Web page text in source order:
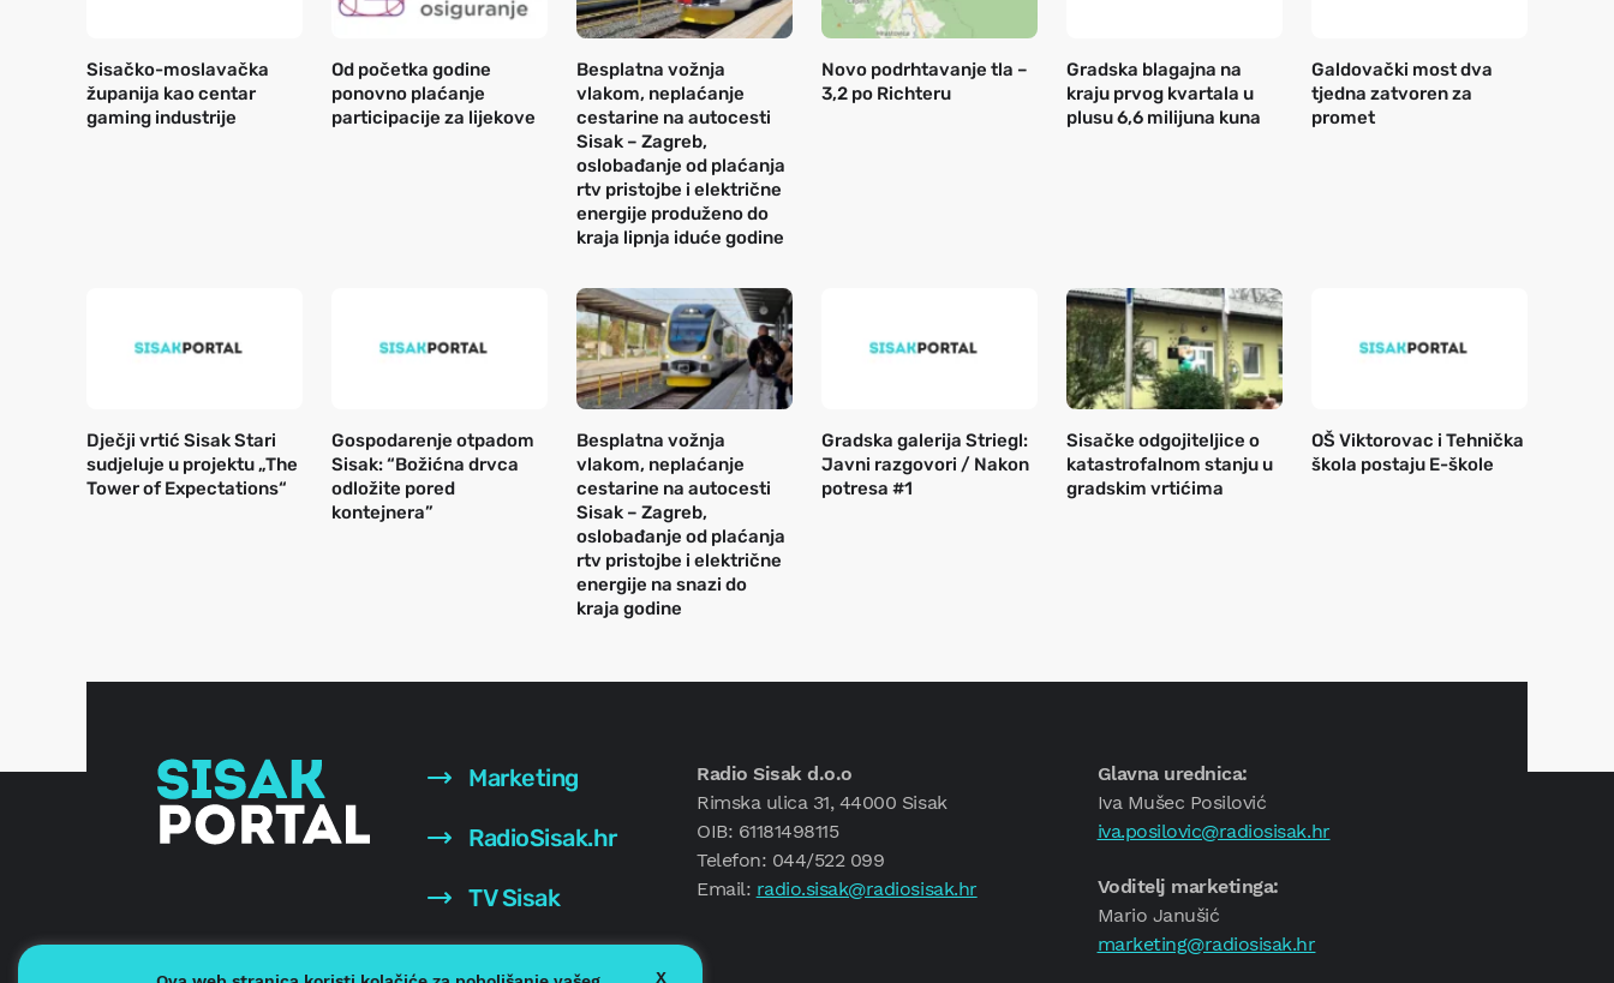
Sisačko-moslavačka
županija kao centar
gaming industrije
Od početka godine
ponovno plaćanje
participacije za lijekove
Besplatna vožnja
vlakom, neplaćanje
cestarine na autocesti
Sisak – Zagreb,
oslobađanje od plaćanja
rtv pristojbe i električne
energije produženo do
kraja lipnja iduće godine
Novo podrhtavanje tla –
3,2 po Richteru
Gradska blagajna na
kraju prvog kvartala u
plusu 6,6 milijuna kuna
Galdovački most dva
tjedna zatvoren za
promet
Dječji vrtić Sisak Stari
sudjeluje u projektu „The
Tower of Expectations“
Gospodarenje otpadom
Sisak: “Božićna drvca
odložite pored
kontejnera”
Besplatna vožnja
vlakom, neplaćanje
cestarine na autocesti
Sisak – Zagreb,
oslobađanje od plaćanja
rtv pristojbe i električne
energije na snazi do
kraja godine
Gradska galerija Striegl:
Javni razgovori / Nakon
potresa #1
Sisačke odgojiteljice o
katastrofalnom stanju u
gradskim vrtićima
OŠ Viktorovac i Tehnička
škola postaju E-škole
Marketing
RadioSisak.hr
TV Sisak
Radio Sisak d.o.o
Rimska ulica 31, 44000 Sisak
OIB: 61181498115
Telefon: 044/522 099
Email: radio.sisak@radiosisak.hr
Glavna urednica:
Iva Mušec Posilović
iva.posilovic@radiosisak.hr
Voditelj marketinga:
Mario Janušić
marketing@radiosisak.hr
X